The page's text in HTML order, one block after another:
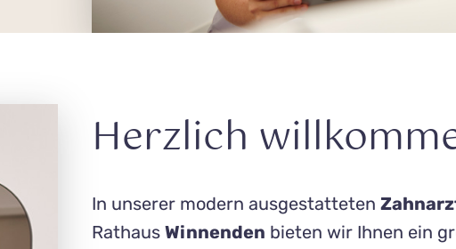
Herzlich
In unserer modern ausgestatteten
Rathaus Winnenden bieten wir Ihnen ein